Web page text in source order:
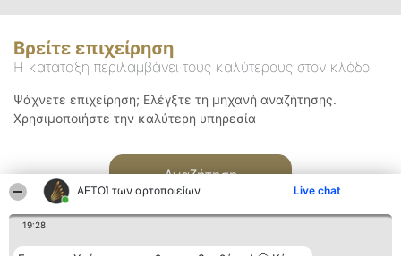
ΑΕΤΟΊ των αρτοποιείων Live chat
19:28
Βρείτε επιχείρηση
Η κατάταξη περιλαμβάνει τους καλύτερους στον κλάδο
Ψάχνετε επιχείρηση; Ελέγξτε τη μηχανή αναζήτησης.
Χρησιμοποιήστε την καλύτερη υπηρεσία
Αναζήτηση